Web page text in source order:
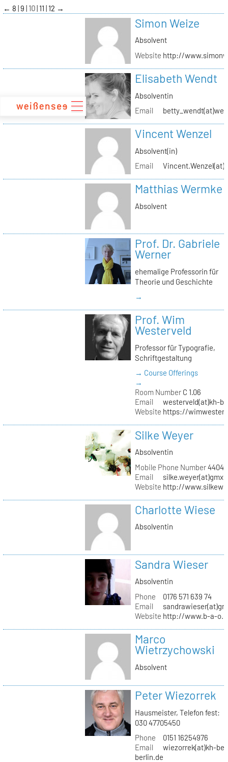
zum
Inhalt
← 8 9 10 11 12 →
Simon Weize
Absolvent
Website http://
Elisabeth Wendt
Absolventin
Email
Vincent Wenzel
Absolvent(in)
Email
Matthias Wermke
Absolvent
Prof. Dr. Gabriele
Werner
ehemalige Professorin für
Theorie und Geschichte
→
Prof. Wim
Westerveld
Professor für Typografie,
Schriftgestaltung
→ Course Offerings
→
Room NumberC 1.06
Email
westerveld(at)kh-
Website https://
Silke Weyer
Absolventin
Mobile Phone Number
Email
Website http://
Charlotte Wiese
Absolventin
Sandra Wieser
Absolventin
Phone
0176 571 639 74
Email
Website http://www.b-a-
Marco
Wietrzychowski
Absolvent
Peter Wiezorrek
Hausmeister, Telefon fest:
030 47705450
Phone
0151 16254976
Email
wiezorrek(at)kh-
berlin.de